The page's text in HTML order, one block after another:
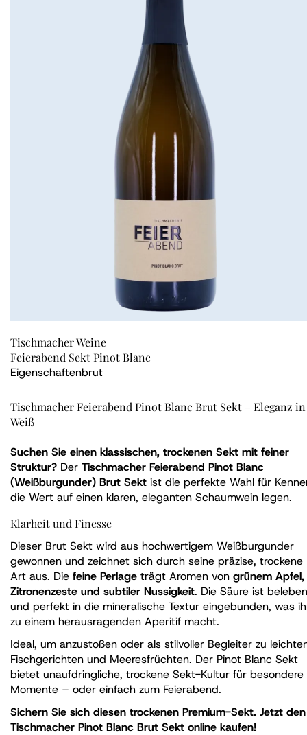
Tischmacher Weine
Feierabend Sekt Pinot Blanc
Eigenschaftenbrut
Tischmacher Feierabend Pinot Blanc Brut Sekt – Eleganz in
Weiß
Suchen Sie einen klassischen, trockenen Sekt mit feiner
Struktur? Der Tischmacher Feierabend Pinot Blanc
(Weißburgunder) Brut Sekt ist die perfekte Wahl für
die Wert auf einen klaren, eleganten Schaumwein legen.
Klarheit und Finesse
Dieser Brut Sekt wird aus hochwertigem Weißburgunder
gewonnen und zeichnet sich durch seine präzise, trockene
Art aus. Die feine Perlage trägt Aromen von grünem Apfel,
Zitronenzeste und subtiler Nussigkeit. Die Säure ist
und perfekt in die mineralische Textur eingebunden, was
zu einem herausragenden Aperitif macht.
Ideal, um anzustoßen oder als stilvoller Begleiter zu
Fischgerichten und Meeresfrüchten. Der Pinot Blanc Sekt
bietet unaufdringliche, trockene Sekt-Kultur für besondere
Momente – oder einfach zum Feierabend.
Sichern Sie sich diesen trockenen Premium-Sekt. Jetzt den
Tischmacher Pinot Blanc Brut Sekt online kaufen!